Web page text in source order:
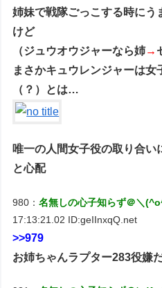
姉妹で戦隊ごっこする時にう
けど
（ジュウオウジャーなら姉→
まさかキュウレンジャーは女
（？）とは…
唯一の人間女子役の取り合い
と心配
980：名無しの心子知らず＠＼
17:13:21.02 ID:geIInxqQ.net
>>979
お姉ちゃんラプター283役嫌